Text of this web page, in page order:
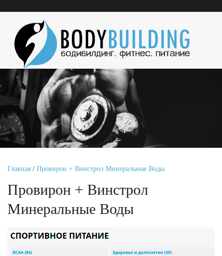
Главная / Провирон + Винстрол Минеральные Воды
Провирон + Винстрол
Минеральные Воды